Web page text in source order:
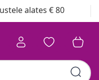
alates € 80